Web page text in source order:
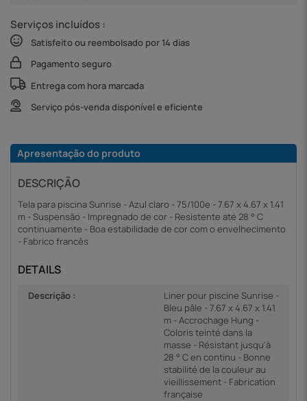
Serviços incluídos :
Satisfeito ou reembolsado por 14 dias
Pagamento seguro
Entrega com hora marcada
Serviço pós-venda disponível e eficiente
Apresentação do produto
DESCRIÇÃO
Tela para piscina Sunrise - Azul claro - 75/100e - 7.67 x 4.67 x 1.41
m - Suspensão - Impregnado de cor - Resistente até 28 ° C
continuamente - Boa estabilidade de cor com o envelhecimento
- Fabrico francês
DETAILS
Descrição :
Liner pour piscine Sunrise -
Bleu pâle - 7.67 x 4.67 x 1.41
m - Accrochage Hung -
Coloris teinté dans la
masse - Résistant jusqu'à
28 ° C en continu - Bonne
stabilité de la couleur au
vieillissement - Fabrication
française